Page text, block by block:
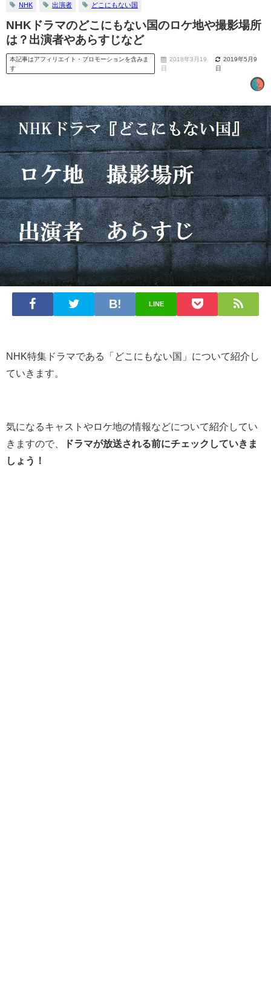
NHK 出演者 どこにもない国
NHKドラマのどこにもない国のロケ地や撮影場所
は？出演者やあらすじなど
本記事はアフィリエイト・プロモーションを含みま
す
2018年3月19
日
2019年5月9
日
LINE
NHK特集ドラマである「どこにもない国」について紹介し
ていきます。
気になるキャストやロケ地の情報などについて紹介してい
きますので、
ドラマが放送される前にチェックしていきま
しょう！